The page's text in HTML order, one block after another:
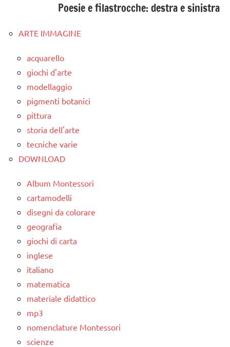
Poesie e filastrocche: destra e sinistra
ARTE IMMAGINE
acquarello
giochi d'arte
modellaggio
pigmenti botanici
pittura
storia dell'arte
tecniche varie
DOWNLOAD
Album Montessori
cartamodelli
disegni da colorare
geografia
giochi di carta
inglese
italiano
matematica
materiale didattico
mp3
nomenclature Montessori
scienze